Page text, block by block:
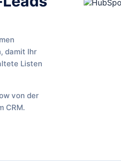
damit Ihr
Listen
von der
CRM.